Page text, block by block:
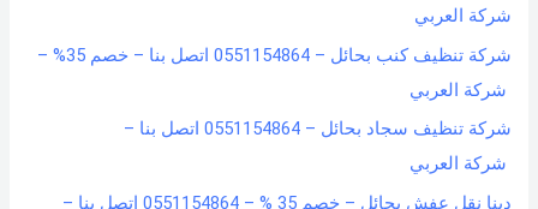
شركة العربي
شركة تنظيف كنب بحائل – 0551154864 اتصل بنا – خصم 35% –
شركة العربي
شركة تنظيف سجاد بحائل – 0551154864 اتصل بنا –
شركة العربي
دينا نقل عفش بحائل – خصم 35 % – 0551154864 اتصل بنا –